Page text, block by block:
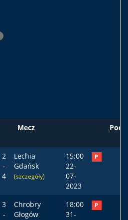
Mecz
2
-
4
Lechia
Gdańsk
(szczegóły)
15:00
22-
07-
2023
P
3
-
Chrobry
Głogów
18:00
31-
P